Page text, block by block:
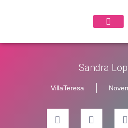
Sandra
VillaTeresa